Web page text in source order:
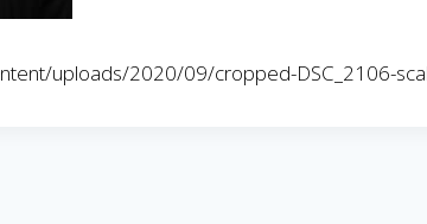
uploads/2020/09/cropped-DSC_2106-